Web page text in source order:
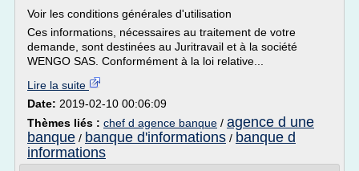
Voir les conditions générales d'utilisation
Ces informations, nécessaires au traitement de votre
demande, sont destinées au Juritravail et à la société
WENGO SAS. Conformément à la loi relative...
Lire la suite
Date: 2019-02-10 00:06:09
Thèmes liés : chef d agence banque / agence d une
banque / banque d'informations / banque d
informations